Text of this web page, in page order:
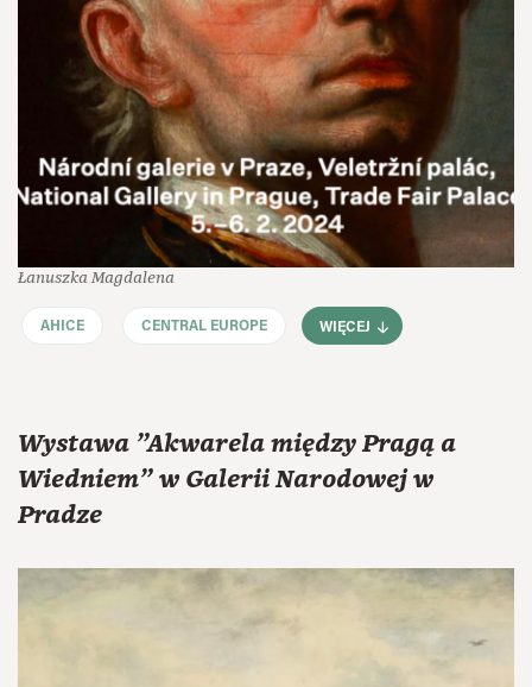
Łanuszka Magdalena
AHICE CENTRAL EUROPE WIĘCEJ
Wystawa "Akwarela między Pragą a
Wiedniem" w Galerii Narodowej w
Pradze